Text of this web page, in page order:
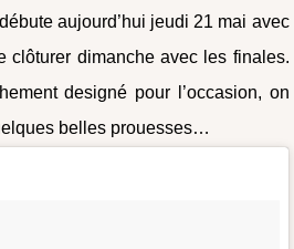
aujourd’hui jeudi 21 mai avec
clôturer dimanche avec les finales.
designé pour l’occasion, on
belles prouesses…